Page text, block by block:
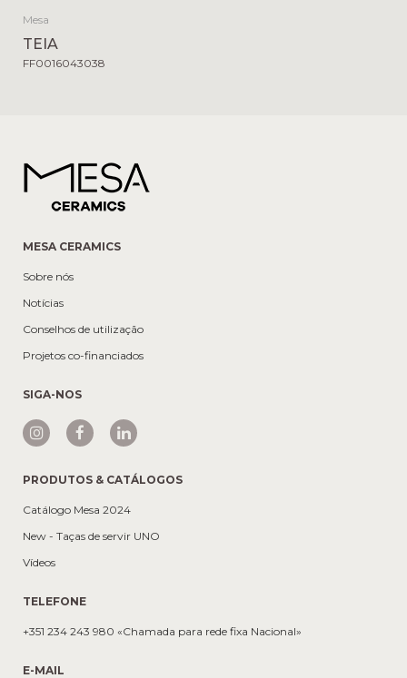
Mesa
TEIA
FF0016043038
MESA CERAMICS
Sobre nós
Notícias
Conselhos de utilização
Projetos co-financiados
SIGA-NOS
PRODUTOS & CATÁLOGOS
Catálogo Mesa 2024
New - Taças de servir UNO
Vídeos
TELEFONE
+351 234 243 980 «Chamada para rede fixa Nacional»
E-MAIL